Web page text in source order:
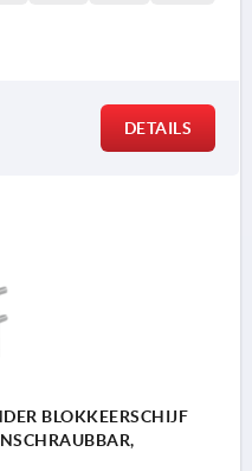
+ borgring
O-ring
van deurdeel
DETAILS
BLOKKEERSCHIJF